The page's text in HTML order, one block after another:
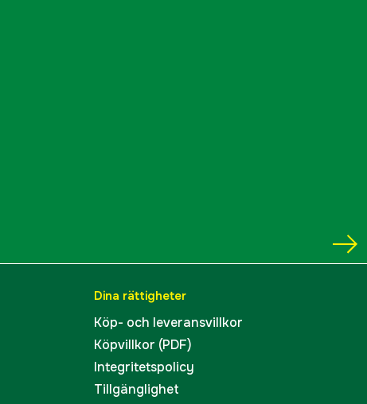
Dina rättigheter
Köp- och leveransvillkor
Köpvillkor (PDF)
Integritetspolicy
Tillgänglighet